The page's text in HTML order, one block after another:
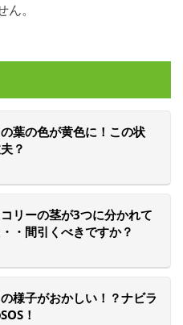
。
葉の色が黄色に！この状
？
リーの茎が3つに分かれて
・間引くべきですか？
様子がおかしい！？ナビラ
！